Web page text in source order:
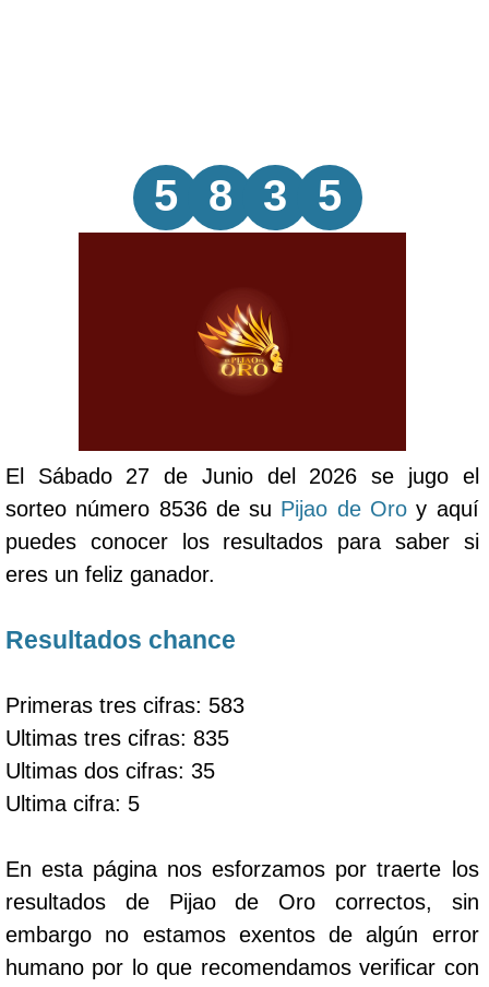
5 8 3 5
El Sábado 27 de Junio del 2026 se jugo el
sorteo número 8536 de su Pijao de Oroy aquí
puedes conocer los resultados para saber si
eres un feliz ganador.
Resultados chance
Primeras tres cifras: 583
Ultimas tres cifras: 835
Ultimas dos cifras: 35
Ultima cifra: 5
En esta página nos esforzamos por traerte los
resultados de Pijao de Oro correctos, sin
embargo no estamos exentos de algún error
humano por lo que recomendamos verificar con